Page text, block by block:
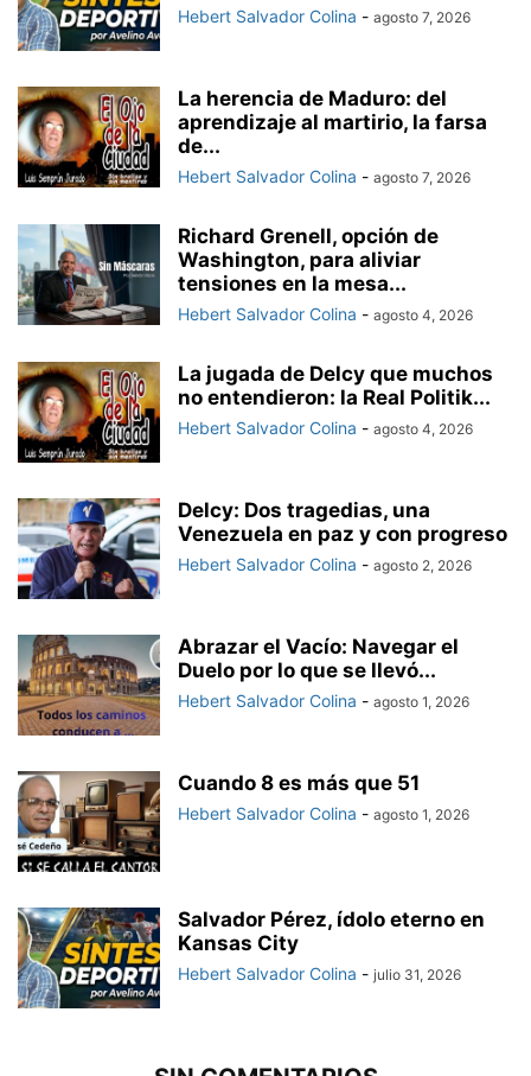
Hebert Salvador Colina - agosto 7, 2026
La herencia de Maduro: del
aprendizaje al martirio, la farsa
de...
Hebert Salvador Colina - agosto 7, 2026
Richard Grenell, opción de
Washington, para aliviar
tensiones en la mesa...
Hebert Salvador Colina - agosto 4, 2026
La jugada de Delcy que muchos
no entendieron: la Real Politik...
Hebert Salvador Colina - agosto 4, 2026
Delcy: Dos tragedias, una
Venezuela en paz y con progreso
Hebert Salvador Colina - agosto 2, 2026
Abrazar el Vacío: Navegar el
Duelo por lo que se llevó...
Hebert Salvador Colina - agosto 1, 2026
Cuando 8 es más que 51
Hebert Salvador Colina - agosto 1, 2026
Salvador Pérez, ídolo eterno en
Kansas City
Hebert Salvador Colina - julio 31, 2026